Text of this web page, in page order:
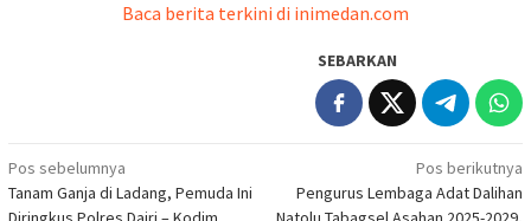
Baca berita terkini di inimedan.com
SEBARKAN
Navigasi
pos
Pos sebelumnya
Tanam Ganja di Ladang, Pemuda Ini
Pos berikutnya
Pengurus Lembaga Adat Dalihan